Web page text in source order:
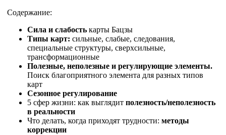
Содержание:
Сила и слабость карты Бацзы
Типы карт: сильные, слабые, следования,
специальные структуры, сверхсильные,
трансформационные
Полезные, неполезные и регулирующие элементы.
Поиск благоприятного элемента для разных типов
карт
Сезонное регулирование
5 сфер жизни: как выглядит полезность/неполезность
в реальности
Что делать, когда приходят трудности: методы
коррекции